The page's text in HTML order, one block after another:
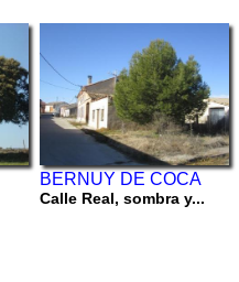
BERNUY DE COCA
Calle Real, sombra y...